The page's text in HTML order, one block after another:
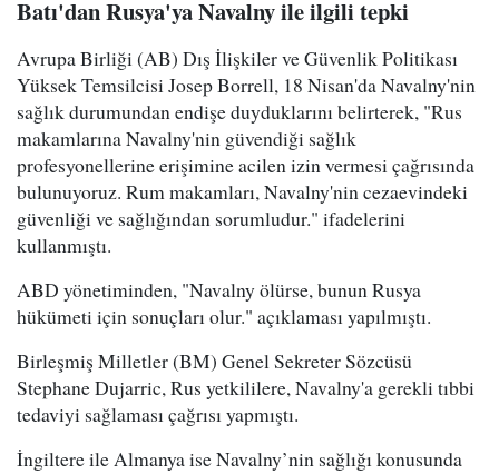
Batı'dan Rusya'ya Navalny ile ilgili tepki
Avrupa Birliği (AB) Dış İlişkiler ve Güvenlik Politikası
Yüksek Temsilcisi Josep Borrell, 18 Nisan'da Navalny'nin
sağlık durumundan endişe duyduklarını belirterek, "Rus
makamlarına Navalny'nin güvendiği sağlık
profesyonellerine erişimine acilen izin vermesi çağrısında
bulunuyoruz. Rum makamları, Navalny'nin cezaevindeki
güvenliği ve sağlığından sorumludur." ifadelerini
kullanmıştı.
ABD yönetiminden, "Navalny ölürse, bunun Rusya
hükümeti için sonuçları olur." açıklaması yapılmıştı.
Birleşmiş Milletler (BM) Genel Sekreter Sözcüsü
Stephane Dujarric, Rus yetkililere, Navalny'a gerekli tıbbi
tedaviyi sağlaması çağrısı yapmıştı.
İngiltere ile Almanya ise Navalny’nin sağlığı konusunda